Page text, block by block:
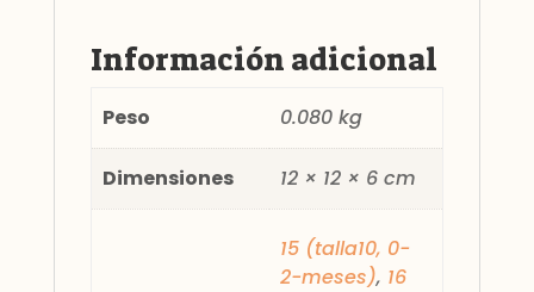
Información adicional
Peso 0.080 kg
Dimensiones 12 × 12 × 6 cm
15 (talla10, 0-
2-meses), 16